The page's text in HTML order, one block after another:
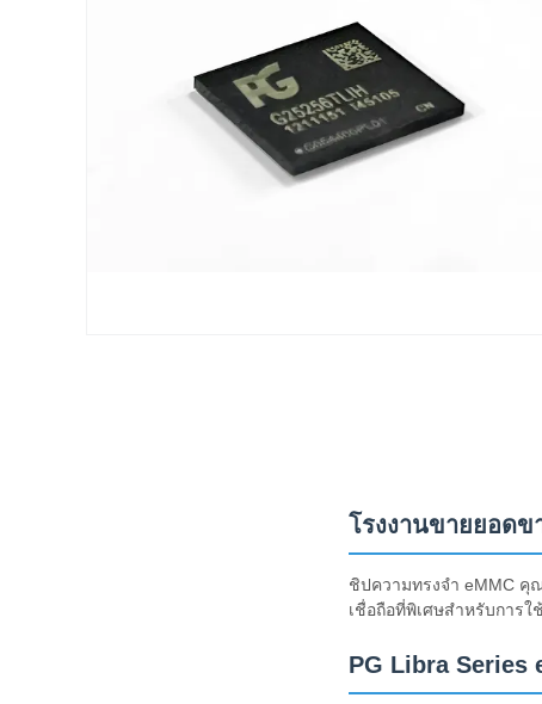
โรงงานขายยอดข
ชิปความทรงจํา eMMC คุ
เชื่อถือที่พิเศษสําหรับการใ
PG Libra Series